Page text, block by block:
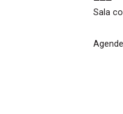
Sala